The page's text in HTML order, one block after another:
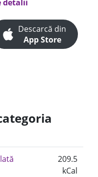
detalii
Descarcă din
App Store
209.5
kCal